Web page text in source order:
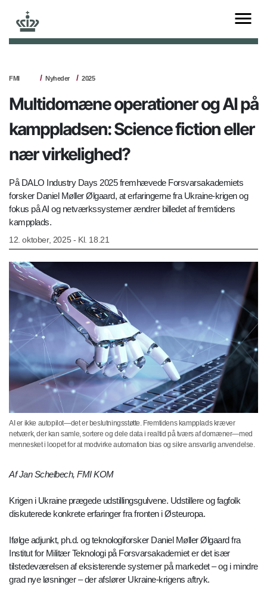
FMI Nyheder 2025
Multidomæne operationer og AI på
kamppladsen: Science fiction eller
nær virkelighed?
På DALO Industry Days 2025 fremhævede Forsvarsakademiets
forsker Daniel Møller Ølgaard, at erfaringerne fra Ukraine-krigen og
fokus på AI og netværkssystemer ændrer billedet af fremtidens
kampplads.
12. oktober, 2025 - Kl. 18.21
AI er ikke autopilot—det er beslutningsstøtte. Fremtidens kampplads kræver
netværk, der kan samle, sortere og dele data i realtid på tværs af domæner—med
mennesket i loopet for at modvirke automation bias og sikre ansvarlig anvendelse.
Af Jan Schelbech, FMI KOM
Krigen i Ukraine prægede udstillingsgulvene. Udstillere og fagfolk
diskuterede konkrete erfaringer fra fronten i Østeuropa.
Ifølge adjunkt, ph.d. og teknologiforsker Daniel Møller Ølgaard fra
Institut for Militær Teknologi på Forsvarsakademiet er det især
tilstedeværelsen af eksisterende systemer på markedet – og i mindre
grad nye løsninger – der afslører Ukraine-krigens aftryk.